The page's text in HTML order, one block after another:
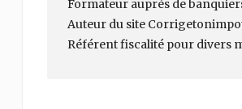
Formateur auprès de
Auteur du site
Référent fiscalité pour divers